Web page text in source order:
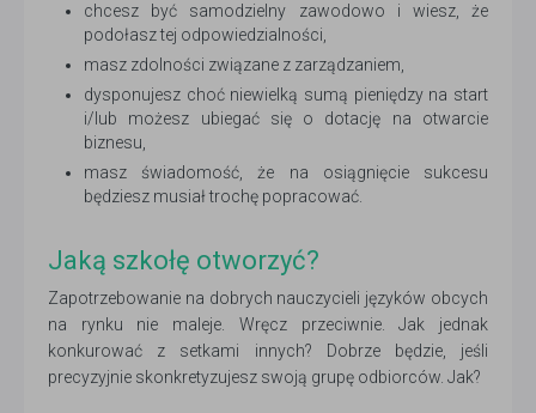
chcesz być samodzielny zawodowo i wiesz, że
podołasz tej odpowiedzialności,
masz zdolności związane z zarządzaniem,
dysponujesz choć niewielką sumą pieniędzy na start
i/lub możesz ubiegać się o dotację na otwarcie
biznesu,
masz świadomość, że na osiągnięcie sukcesu
będziesz musiał trochę popracować.
Jaką szkołę otworzyć?
Zapotrzebowanie na dobrych nauczycieli języków obcych
na rynku nie maleje. Wręcz przeciwnie. Jak jednak
konkurować z setkami innych? Dobrze będzie, jeśli
precyzyjnie skonkretyzujesz swoją grupę odbiorców. Jak?